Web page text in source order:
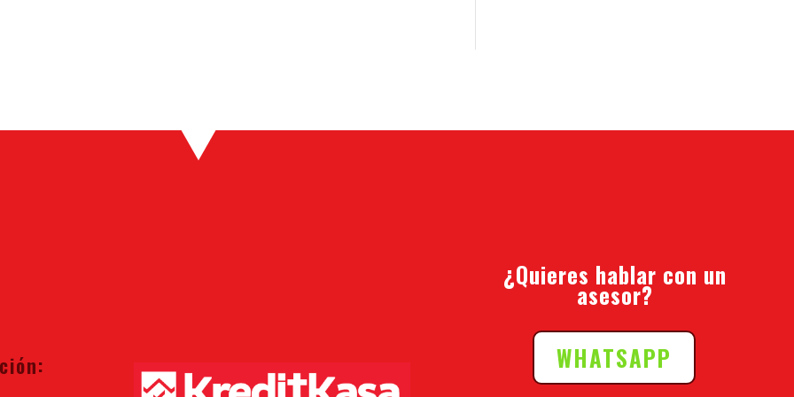
¿Quieres hablar con un
asesor?
WHATSAPP